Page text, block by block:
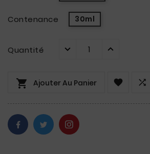
Contenance 30ml
Quantité
 Ajouter Au Panier  